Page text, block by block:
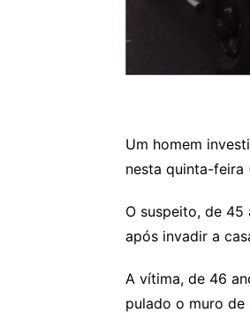
Um homem
nesta quinta-feira
O suspeito, de
após invadir a
A vítima, de 46
pulado o muro de